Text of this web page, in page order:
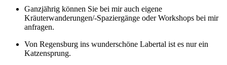
Ganzjährig können Sie bei mir auch eigene
Kräuterwanderungen/-Spaziergänge oder Workshops bei mir
anfragen.
Von Regensburg ins wunderschöne Labertal ist es nur ein
Katzensprung.